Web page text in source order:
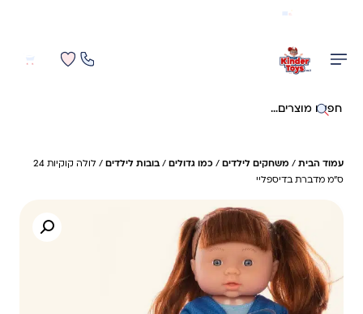
חיפוש באתר
עמוד הבית / משחקים לילדים / כמו גדולים / בובות לילדים
/ לולה קוקיות 24
ס”מ מדברת בדיספליי